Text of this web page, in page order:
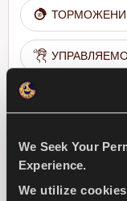
We Seek Your
Experience.
We utilize
Найти